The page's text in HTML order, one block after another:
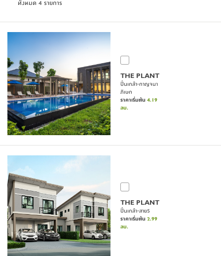
ทั้งหมด 4 รายการ
THE PLANT
ปิ่นเกล้า-กาญจนา
ภิเษก
ราคาเริ่มต้น 4.19
ลบ.
THE PLANT
ปิ่นเกล้า-สาย5
ราคาเริ่มต้น 2.99
ลบ.